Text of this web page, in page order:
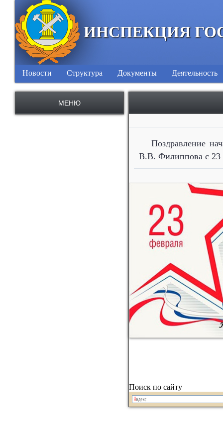
ИНСПЕКЦИЯ
Новости Структура Документы Деятельность
МЕНЮ
Поздравление
В.В. Филиппова с 23
Поиск по сайту